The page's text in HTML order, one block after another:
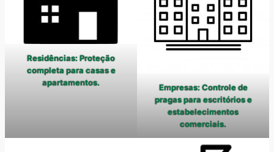
Residências: Proteção
completa para casas e
apartamentos.
Empresas: Controle de
pragas para escritórios e
estabelecimentos
comerciais.